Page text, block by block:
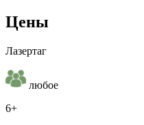
Цены
Лазертаг
любое
6+